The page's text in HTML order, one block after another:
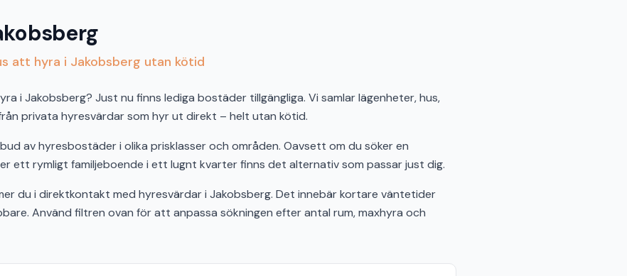
att hyra i Jakobsberg utan kötid
i Jakobsberg? Just nu finns lediga bostäder tillgängliga. Vi samlar lägenheter, hus,
privata hyresvärdar som hyr ut direkt – helt utan kötid.
av hyresbostäder i olika prisklasser och områden. Oavsett om du söker en
ett rymligt familjeboende i ett lugnt kvarter finns det alternativ som passar just dig.
du i direktkontakt med hyresvärdar i Jakobsberg. Det innebär kortare väntetider
Använd filtren ovan för att anpassa sökningen efter antal rum, maxhyra och